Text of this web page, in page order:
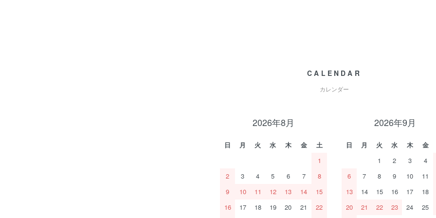
CALENDAR
カレンダー
2026年8月
日 月 火 水 木 金
土
1
2
3 4 5 6 7
8
9
10 11 12 13 14
15
16
17 18 19 20 21
22
2026年9月
日 月 火 水 木 金
1
2 3 4
6
7 8 9 10 11
13
14 15 16 17 18
20
21 22 23 24 25